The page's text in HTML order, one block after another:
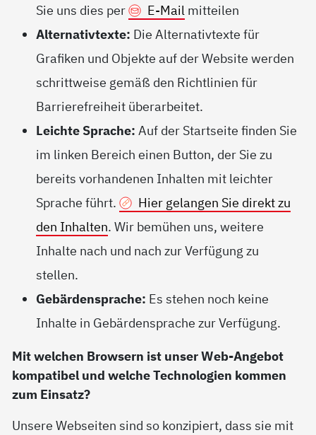
Sie uns dies per
E-Mailmitteilen
Alternativtexte: Die Alternativtexte für
Grafiken und Objekte auf der Website werden
schrittweise gemäß den Richtlinien für
Barrierefreiheit überarbeitet.
Leichte Sprache: Auf der Startseite finden Sie
im linken Bereich einen Button, der Sie zu
bereits vorhandenen Inhalten mit leichter
Sprache führt.
Hier gelangen Sie direkt zu
den Inhalten. Wir bemühen uns, weitere
Inhalte nach und nach zur Verfügung zu
stellen.
Gebärdensprache: Es stehen noch keine
Inhalte in Gebärdensprache zur Verfügung.
Mit welchen Browsern ist unser Web-Angebot
kompatibel und welche Technologien kommen
zum Einsatz?
Unsere Webseiten sind so konzipiert, dass sie mit